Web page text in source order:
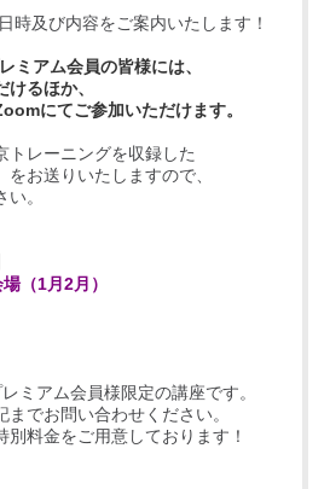
時及び内容をご案内いたします！
ミアム会員の皆様には、
るほか、
にてご参加いただけます。
トレーニングを収録した
お送りいたしますので、
。
（1月2月）
ミアム会員様限定の講座です。
までお問い合わせください。
料金をご用意しております！